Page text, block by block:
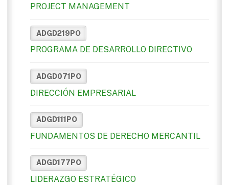
PROJECT MANAGEMENT
ADGD219PO
PROGRAMA DE DESARROLLO DIRECTIVO
ADGD071PO
DIRECCIÓN EMPRESARIAL
ADGD111PO
FUNDAMENTOS DE DERECHO MERCANTIL
ADGD177PO
LIDERAZGO ESTRATÉGICO